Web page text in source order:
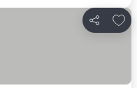
Partilhar